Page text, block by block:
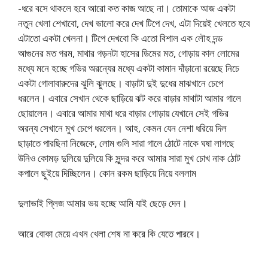
-ধরে বসে থাকলে হবে আরো কত কাজ আছে না। তোমাকে আজ একটা
নতুন খেলা শেখাবো, দেখ ভালো করে দেখ টিপে দেখ, এটা দিয়েই খেলতে হবে
এটাতো একটা খেলনা। টিপে দেখবো কি এতো বিশাল এক লৌহ দন্ড
আগুনের মত গরম, মাথার গড়নটা হাসের ডিমের মত, গোড়ায় কাল লোমের
মধ্যে মনে হচ্ছে গভির অরন্যের মধ্যে একটা কামান দাঁড়ানো রয়েছে নিচে
একটা গোলাবারুদের ঝুলি ঝুলছে। বাড়াটা দুই দুধের মাঝখানে চেপে
ধরলেন। এবারে সেখান থেকে ছাড়িয়ে ঝট করে বাড়ার মাথাটা আমার গালে
ছোয়ালেন। এবারে আমার মাথা ধরে বাড়ার গোড়ায় যেখানে সেই গভির
অরন্য সেখানে মুখ চেপে ধরলেন। আহ, কেমন যেন নেশা ধরিয়ে দিল
ছাড়াতে পারছিনা নিজেকে, লোম গুলি সারা গালে ঠোটে নাকে ঘষা লাগছে
উনিও কোমড় দুলিয়ে দুলিয়ে কি সুন্দর করে আমার সারা মুখ চোখ নাক ঠোট
কপালে ছুইয়ে দিচ্ছিলেন। কোন রকম ছাড়িয়ে নিয়ে বললাম
দুলাভাই প্লিজ আমার ভয় হচ্ছে আমি যাই ছেড়ে দেন।
আরে বোকা মেয়ে এখন খেলা শেষ না করে কি যেতে পারবে।